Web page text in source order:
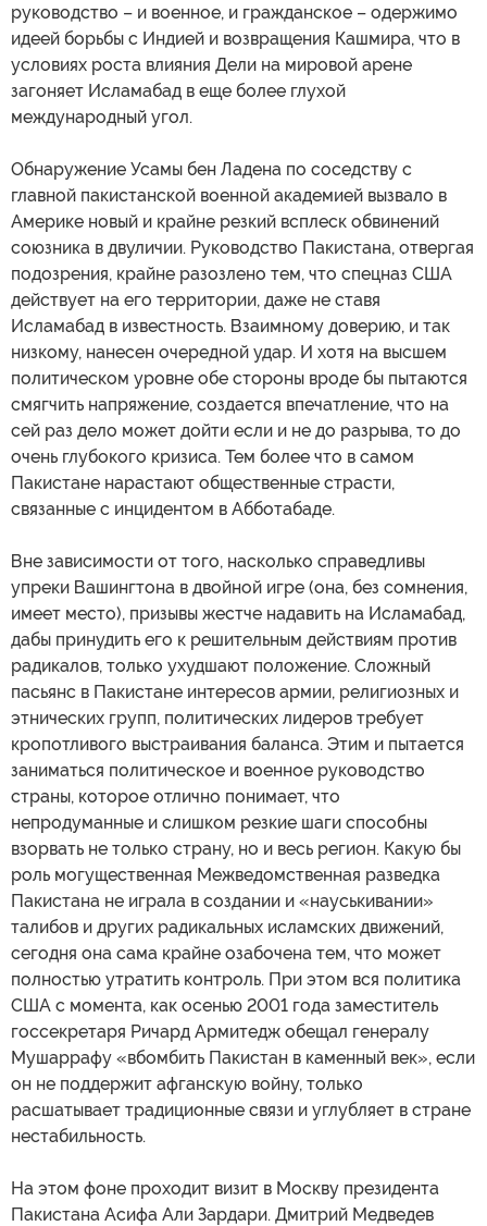
руководство – и военное, и гражданское – одержимо
идеей борьбы с Индией и возвращения Кашмира, что в
условиях роста влияния Дели на мировой арене
загоняет Исламабад в еще более глухой
международный угол.
Обнаружение Усамы бен Ладена по соседству с
главной пакистанской военной академией вызвало в
Америке новый и крайне резкий всплеск обвинений
союзника в двуличии. Руководство Пакистана, отвергая
подозрения, крайне разозлено тем, что спецназ США
действует на его территории, даже не ставя
Исламабад в известность. Взаимному доверию, и так
низкому, нанесен очередной удар. И хотя на высшем
политическом уровне обе стороны вроде бы пытаются
смягчить напряжение, создается впечатление, что на
сей раз дело может дойти если и не до разрыва, то до
очень глубокого кризиса. Тем более что в самом
Пакистане нарастают общественные страсти,
связанные с инцидентом в Абботабаде.
Вне зависимости от того, насколько справедливы
упреки Вашингтона в двойной игре (она, без сомнения,
имеет место), призывы жестче надавить на Исламабад,
дабы принудить его к решительным действиям против
радикалов, только ухудшают положение. Сложный
пасьянс в Пакистане интересов армии, религиозных и
этнических групп, политических лидеров требует
кропотливого выстраивания баланса. Этим и пытается
заниматься политическое и военное руководство
страны, которое отлично понимает, что
непродуманные и слишком резкие шаги способны
взорвать не только страну, но и весь регион. Какую бы
роль могущественная Межведомственная разведка
Пакистана не играла в создании и «науськивании»
талибов и других радикальных исламских движений,
сегодня она сама крайне озабочена тем, что может
полностью утратить контроль. При этом вся политика
США с момента, как осенью 2001 года заместитель
госсекретаря Ричард Армитедж обещал генералу
Мушаррафу «вбомбить Пакистан в каменный век», если
он не поддержит афганскую войну, только
расшатывает традиционные связи и углубляет в стране
нестабильность.
На этом фоне проходит визит в Москву президента
Пакистана Асифа Али Зардари. Дмитрий Медведев